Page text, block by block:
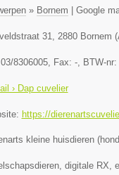
» Bornem Google
31, 2880 Bornem (
03/8306005, Fax: -, BTW-nr:
› Dap cuvelier
https://
kleine huisdieren
digitale RX,